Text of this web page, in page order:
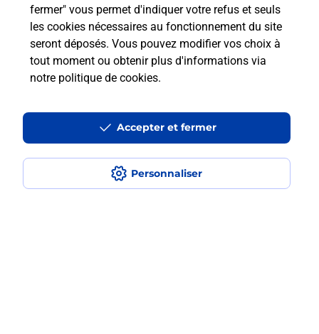
fermer" vous permet d'indiquer votre refus et seuls
les cookies nécessaires au fonctionnement du site
seront déposés. Vous pouvez modifier vos choix à
tout moment ou obtenir plus d'informations via
notre politique de cookies.
Personnaliser
Accepter et fermer
Questions fréquemment posées
La téléassistance classique avec
médaillon d’alarme qu’est ce que
Comment fonctionne la